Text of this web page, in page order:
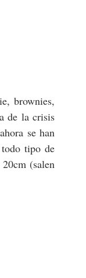
brownies,
de la crisis
se han
tipo de
(salen